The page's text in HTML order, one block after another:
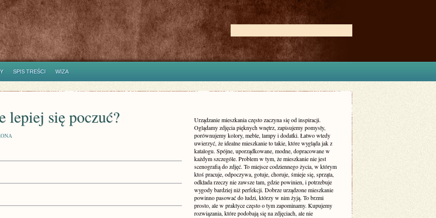
SPIS TREŚCI WIZA
lepiej się poczuć?
Urządzanie mieszkania często zaczyna się od inspiracji.
Oglądamy zdjęcia pięknych wnętrz, zapisujemy pomysły,
porównujemy kolory, meble, lampy i dodatki. Łatwo wtedy
uwierzyć, że idealne mieszkanie to takie, które wygląda jak z
katalogu. Spójne, uporządkowane, modne, dopracowane w
każdym szczególe. Problem w tym, że mieszkanie nie jest
scenografią do zdjęć. To miejsce codziennego życia, w którym
ktoś pracuje, odpoczywa, gotuje, choruje, śmieje się, sprząta,
odkłada rzeczy nie zawsze tam, gdzie powinien, i potrzebuje
wygody bardziej niż perfekcji. Dobrze urządzone mieszkanie
powinno pasować do ludzi, którzy w nim żyją. To brzmi
prosto, ale w praktyce często o tym zapominamy. Kupujemy
rozwiązania, które podobają się na zdjęciach, ale nie